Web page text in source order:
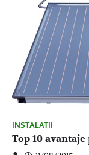
INSTALATII
Top 10